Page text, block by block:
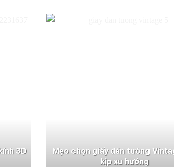
3D
Mẹo chọn giấy dán tường
kịp xu hướng